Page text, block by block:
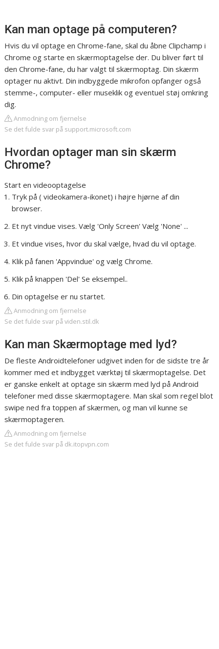
Kan man optage på computeren?
Hvis du vil optage en Chrome-fane, skal du åbne Clipchamp i
Chrome og starte en skærmoptagelse der. Du bliver ført til
den Chrome-fane, du har valgt til skærmoptag. Din skærm
optager nu aktivt. Din indbyggede mikrofon opfanger også
stemme-, computer- eller museklik og eventuel støj omkring
dig.
Anmodning om fjernelse
Se det fulde svar på support.microsoft.com
Hvordan optager man sin skærm
Chrome?
Start en videooptagelse
Tryk på ( videokamera-ikonet) i højre hjørne af din
browser.
Et nyt vindue vises. Vælg 'Only Screen' Vælg 'None' ...
Et vindue vises, hvor du skal vælge, hvad du vil optage.
Klik på fanen 'Appvindue' og vælg Chrome.
Klik på knappen 'Del' Se eksempel..
Din optagelse er nu startet.
Anmodning om fjernelse
Se det fulde svar på viden.stil.dk
Kan man Skærmoptage med lyd?
De fleste Androidtelefoner udgivet inden for de sidste tre år
kommer med et indbygget værktøj til skærmoptagelse. Det
er ganske enkelt at optage sin skærm med lyd på Android
telefoner med disse skærmoptagere. Man skal som regel blot
swipe ned fra toppen af skærmen, og man vil kunne se
skærmoptageren.
Anmodning om fjernelse
Se det fulde svar på dk.itopvpn.com